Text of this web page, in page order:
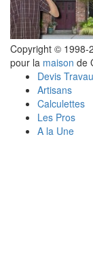
Copyright © 1998-
pour la maison de
Devis
Artisans
Calculettes
Les Pros
A la Une